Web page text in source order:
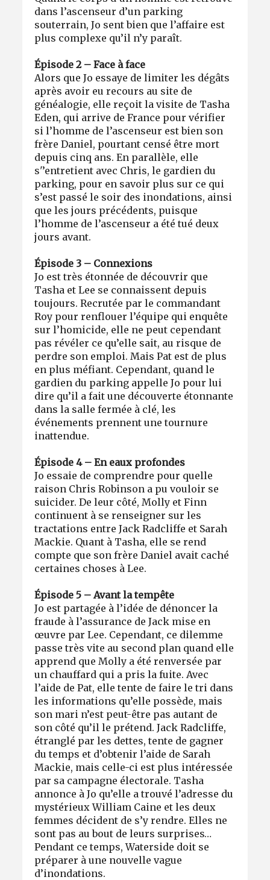
dans l’ascenseur d’un parking
souterrain, Jo sent bien que l’affaire est
plus complexe qu’il n’y paraît.
Épisode 2 – Face à face
Alors que Jo essaye de limiter les dégâts
après avoir eu recours au site de
généalogie, elle reçoit la visite de Tasha
Eden, qui arrive de France pour vérifier
si l’homme de l’ascenseur est bien son
frère Daniel, pourtant censé être mort
depuis cinq ans. En parallèle, elle
s'’entretient avec Chris, le gardien du
parking, pour en savoir plus sur ce qui
s’est passé le soir des inondations, ainsi
que les jours précédents, puisque
l’homme de l’ascenseur a été tué deux
jours avant.
Épisode 3 – Connexions
Jo est très étonnée de découvrir que
Tasha et Lee se connaissent depuis
toujours. Recrutée par le commandant
Roy pour renflouer l’équipe qui enquête
sur l’homicide, elle ne peut cependant
pas révéler ce qu’elle sait, au risque de
perdre son emploi. Mais Pat est de plus
en plus méfiant. Cependant, quand le
gardien du parking appelle Jo pour lui
dire qu’il a fait une découverte étonnante
dans la salle fermée à clé, les
événements prennent une tournure
inattendue.
Épisode 4 – En eaux profondes
Jo essaie de comprendre pour quelle
raison Chris Robinson a pu vouloir se
suicider. De leur côté, Molly et Finn
continuent à se renseigner sur les
tractations entre Jack Radcliffe et Sarah
Mackie. Quant à Tasha, elle se rend
compte que son frère Daniel avait caché
certaines choses à Lee.
Épisode 5 – Avant la tempête
Jo est partagée à l’idée de dénoncer la
fraude à l’assurance de Jack mise en
œuvre par Lee. Cependant, ce dilemme
passe très vite au second plan quand elle
apprend que Molly a été renversée par
un chauffard qui a pris la fuite. Avec
l’aide de Pat, elle tente de faire le tri dans
les informations qu’elle possède, mais
son mari n’est peut-être pas autant de
son côté qu’il le prétend. Jack Radcliffe,
étranglé par les dettes, tente de gagner
du temps et d’obtenir l’aide de Sarah
Mackie, mais celle-ci est plus intéressée
par sa campagne électorale. Tasha
annonce à Jo qu’elle a trouvé l’adresse du
mystérieux William Caine et les deux
femmes décident de s’y rendre. Elles ne
sont pas au bout de leurs surprises…
Pendant ce temps, Waterside doit se
préparer à une nouvelle vague
d’inondations.